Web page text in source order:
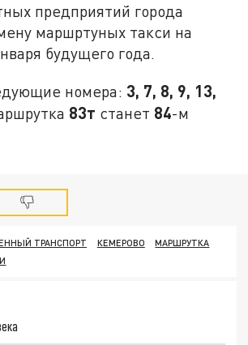
предприятий города
маршртуных такси на
будущего года.
номера: 3, 7, 8, 9, 13,
83т станет 84-м
ТРАНСПОРТ КЕМЕРОВО
МАРШРУТКА